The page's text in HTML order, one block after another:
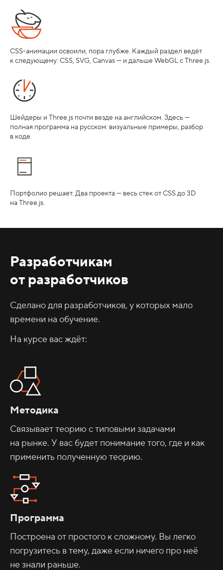
CSS-анимации освоили, пора глубже. Каждый раздел ведёт
к следующему: CSS, SVG, Canvas — и дальше WebGL с Three.js.
Шейдеры и Three.js почти везде на английском. Здесь —
полная программа на русском: визуальные примеры, разбор
в коде.
Портфолио решает. Два проекта — весь стек от CSS до 3D
на Three.js.
Разработчикам
от разработчиков
Сделано для разработчиков, у которых мало
времени на обучение.
На курсе вас ждёт:
Методика
Связывает теорию с типовыми задачами
на рынке. У вас будет понимание того, где и как
применить полученную теорию.
Программа
Построена от простого к сложному. Вы легко
погрузитесь в тему, даже если ничего про неё
не знали раньше.